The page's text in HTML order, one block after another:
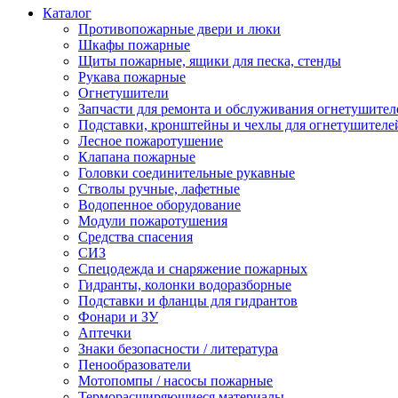
Каталог
Противопожарные двери и люки
Шкафы пожарные
Щиты пожарные, ящики для песка, стенды
Рукава пожарные
Огнетушители
Запчасти для ремонта и обслуживания
Подставки, кронштейны и чехлы для
Лесное пожаротушение
Клапана пожарные
Головки соединительные рукавные
Стволы ручные, лафетные
Водопенное оборудование
Модули пожаротушения
Средства спасения
СИЗ
Спецодежда и снаряжение пожарных
Гидранты, колонки водоразборные
Подставки и фланцы для гидрантов
Фонари и ЗУ
Аптечки
Знаки безопасности / литература
Пенообразователи
Мотопомпы / насосы пожарные